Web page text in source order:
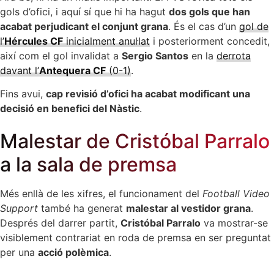
gols d’ofici, i aquí sí que hi ha hagut dos gols que han
acabat perjudicant el conjunt grana. És el cas d’un gol de
l’Hércules CFinicialment anul·lat i posteriorment concedit,
així com el gol invalidat a Sergio Santos en la derrota
davant l’Antequera CF(0-1).
Fins avui, cap revisió d’ofici ha acabat modificant una
decisió en benefici del Nàstic.
Malestar de Cristóbal Parralo
a la sala de premsa
Més enllà de les xifres, el funcionament del Football Video
Support també ha generat malestar al vestidor grana.
Després del darrer partit, Cristóbal Parralo va mostrar-se
visiblement contrariat en roda de premsa en ser preguntat
per una acció polèmica.